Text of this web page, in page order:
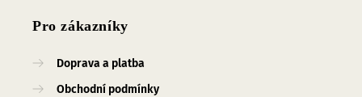
Pro zákazníky
Doprava a platba
Obchodní podmínky